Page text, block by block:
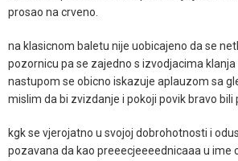
prosao na crveno.
na klasicnom baletu nije uobicajeno da se
pozornicu pa se zajedno s izvodjacima
nastupom se obicno iskazuje aplauzom sa
mislim da bi zvizdanje i pokoji povik bravo bili
kgk se vjerojatno u svojoj dobrohotnosti i
pozavana da kao preeecjeeeednicaaa u ime